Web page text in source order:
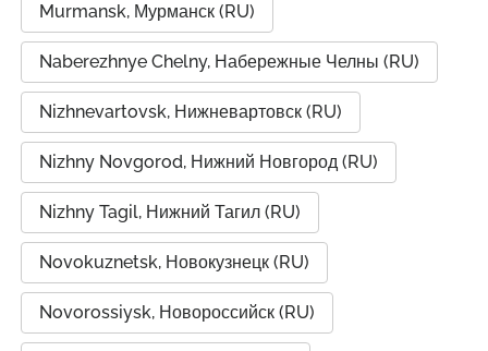
Murmansk, Мурманск (RU)
Naberezhnye Chelny, Набережные Челны (RU)
Nizhnevartovsk, Нижневартовск (RU)
Nizhny Novgorod, Нижний Новгород (RU)
Nizhny Tagil, Нижний Тагил (RU)
Novokuznetsk, Новокузнецк (RU)
Novorossiysk, Новороссийск (RU)